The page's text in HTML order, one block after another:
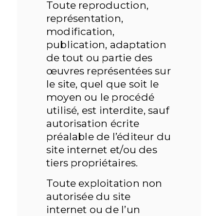
Toute reproduction,
représentation,
modification,
publication, adaptation
de tout ou partie des
œuvres représentées sur
le site, quel que soit le
moyen ou le procédé
utilisé, est interdite, sauf
autorisation écrite
préalable de l’éditeur du
site internet et/ou des
tiers propriétaires.
Toute exploitation non
autorisée du site
internet ou de l’un